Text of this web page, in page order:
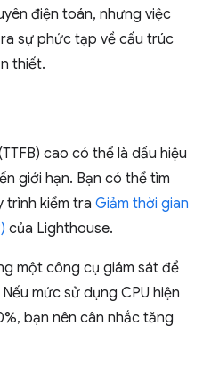
điện toán, nhưng việc
sự phức tạp về cấu trúc
thiết.
cao có thể là dấu hiệu
giới hạn. Bạn có thể tìm
trình kiểm tra Giảm thời gian
của Lighthouse.
một công cụ giám sát để
mức sử dụng CPU hiện
bạn nên cân nhắc tăng